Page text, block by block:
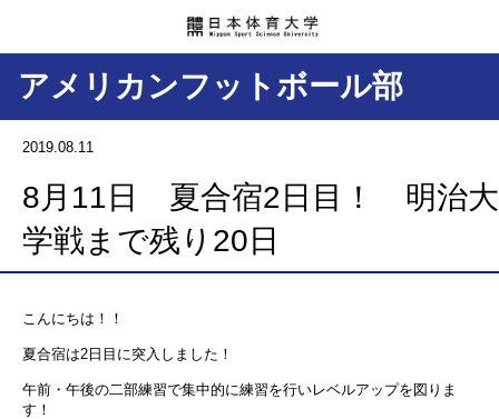
アメリカンフットボール部
2019.08.11
8月11日 夏合宿2日目！ 明治大
学戦まで残り20日
こんにちは！！
夏合宿は2日目に突入しました！
午前・午後の二部練習で集中的に練習を行いレベルアップを図りま
す！